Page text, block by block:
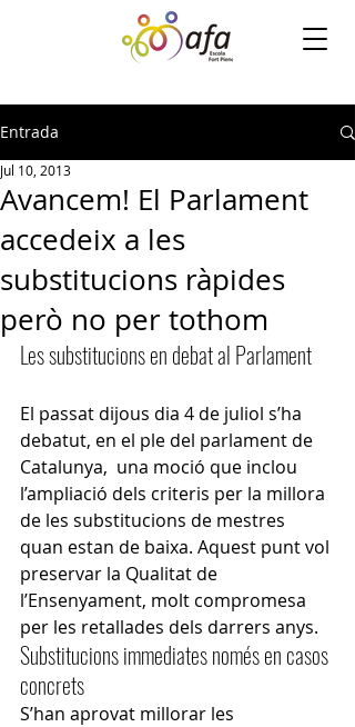
Entrada
Avancem! El Parlament
accedeix a les
substitucions ràpides
però no per tothom
Jul 10, 2013
Les substitucions en debat al Parlament
El passat dijous dia 4 de juliol s’ha
debatut, en el ple del parlament de
Catalunya,  una moció que inclou
l’ampliació dels criteris per la millora
de les substitucions de mestres
quan estan de baixa. Aquest punt vol
preservar la Qualitat de
l’Ensenyament, molt compromesa
per les retallades dels darrers anys.
Substitucions immediates només en casos
concrets
S’han aprovat millorar les